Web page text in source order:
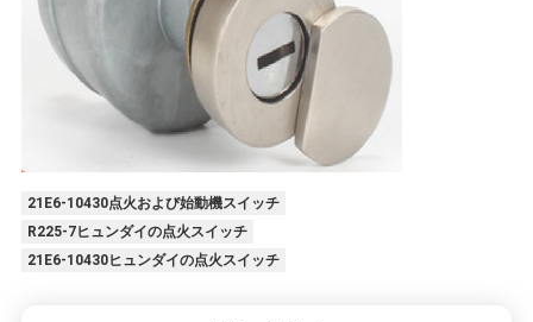
21E6-10430点火および始動機スイッチ
R225-7ヒュンダイの点火スイッチ
21E6-10430ヒュンダイの点火スイッチ